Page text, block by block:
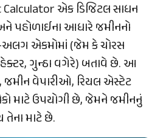
એક ડિજિટલ સાધન
પહોળાઈના આધારે જમીનનો
એકમોમાં (જેમ કે ચોરસ
ગુન્ઠા વગેરે) બતાવે છે. આ
જમીન વેપારીઓ, રિયલ એસ્ટેટ
માટે ઉપયોગી છે, જેમને જમીનનું
માટે છે.